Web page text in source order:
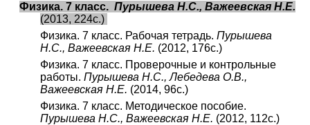
Физика. 7 класс. Пурышева Н.С., Важеевская Н.Е.
(2013, 224с.)
Физика. 7 класс. Рабочая тетрадь. Пурышева
Н.С., Важеевская Н.Е. (2012, 176с.)
Физика. 7 класс. Проверочные и контрольные
работы. Пурышева Н.С., Лебедева О.В.,
Важеевская Н.Е. (2014, 96с.)
Физика. 7 класс. Методическое пособие.
Пурышева Н.С., Важеевская Н.Е. (2012, 112с.)